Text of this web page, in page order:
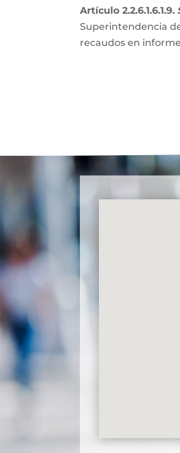
Artículo 2.2.6.1.6.1.9.
Superintendencia
recaudos en